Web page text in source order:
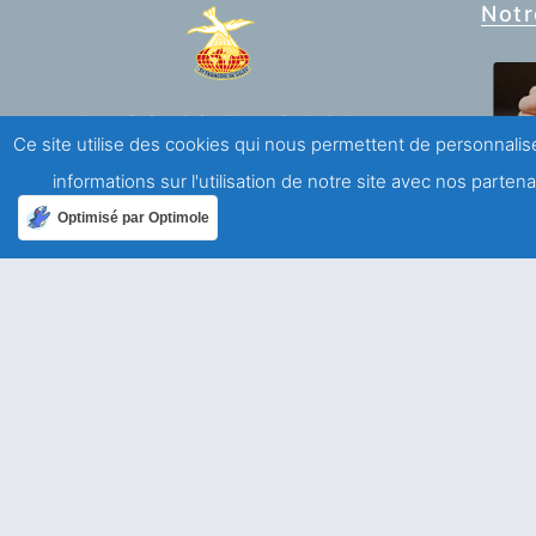
Association Saint François de Sales
Mouvement de laïcs de spiritualité salésienne
A propos
Ce site utilise des cookies qui nous permettent de
informations sur l'utilisation de notre site avec nos
Optimisé par Optimole